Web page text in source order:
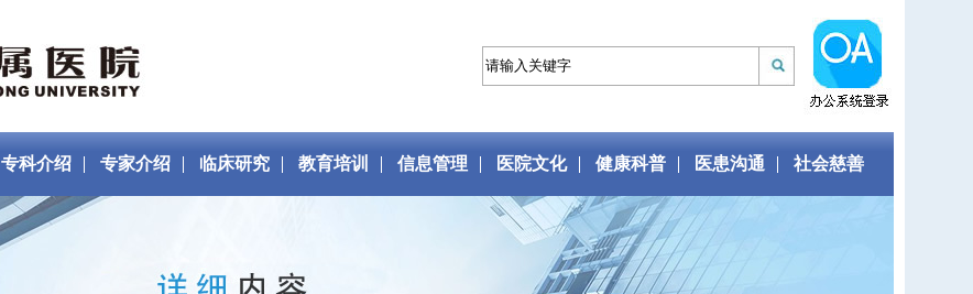
专科介绍 专家介绍 临床研究 教育培训 信息管理 医院文化 健康科普 医患沟通 社会慈善